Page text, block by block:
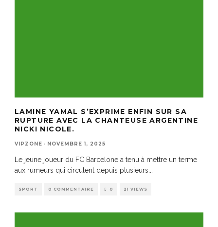
LAMINE YAMAL S’EXPRIME ENFIN SUR SA
RUPTURE AVEC LA CHANTEUSE ARGENTINE
NICKI NICOLE.
VIPZONE · NOVEMBRE 1, 2025
Le jeune joueur du FC Barcelone a tenu à mettre un terme
aux rumeurs qui circulent depuis plusieurs
SPORT 0 COMMENTAIRE 0 21 VIEWS